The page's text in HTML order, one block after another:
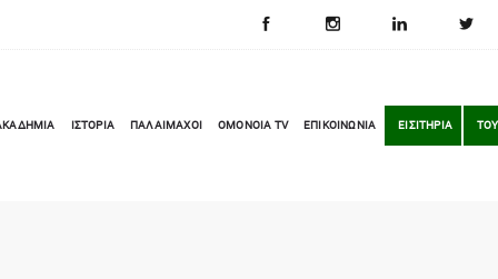
ΙΣΤΟΡΙΑ ΠΑΛΑΙΜΑΧΟΙ OMONOIA TV ΕΠΙΚΟΙΝΩΝΙΑ ΕΙΣΙΤΗΡΙΑ